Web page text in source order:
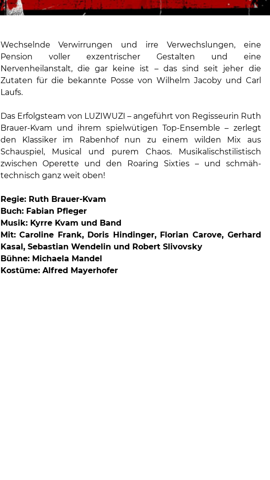
Wechselnde Verwirrungen und irre Verwechslungen, eine
Pension voller exzentrischer Gestalten und eine
Nervenheilanstalt, die gar keine ist – das sind seit jeher die
Zutaten für die bekannte Posse von Wilhelm Jacoby und Carl
Laufs.
Das Erfolgsteam von LUZIWUZI – angeführt von Regisseurin Ruth
Brauer-Kvam und ihrem spielwütigen Top-Ensemble – zerlegt
den Klassiker im Rabenhof nun zu einem wilden Mix aus
Schauspiel, Musical und purem Chaos. Musikalischstilistisch
zwischen Operette und den Roaring Sixties – und schmäh-
technisch ganz weit oben!
Regie: Ruth Brauer-Kvam
Buch: Fabian Pfleger
Musik: Kyrre Kvam und Band
Mit: Caroline Frank, Doris Hindinger, Florian Carove, Gerhard
Kasal, Sebastian Wendelin und Robert Slivovsky
Bühne: Michaela Mandel
Kostüme: Alfred Mayerhofer